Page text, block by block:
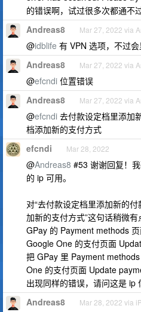
的错误啊，试过很多次都通不过
Andreas8 Mar 27, 2022 via
@idblife 有 VPN 选项，不过
Andreas8 Mar 27, 2022 via
@efcndi 位置错误
Andreas8 Mar 27, 2022 via
@efcndi 去付款设定档里添加
档添加新的支付方式
efcndi Mar 28, 2022
@Andreas8 #53 谢谢回复！
的 ip 可用。
对“去付款设定档里添加新的
加新的支付方式”这句话稍微
GPay 的 Payment methods
Google One 的支付页面
把 GPay 里 Payment
One 的支付页面 Update
出现同样的错误，请问这是 ip
Andreas8 Mar 28, 2022 via